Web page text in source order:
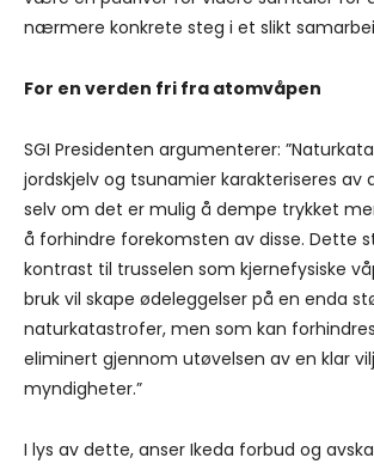
nærmere konkrete steg i et slikt
For en verden fri fra atomvåpen
SGI Presidenten argumenterer:
jordskjelv og tsunamier karakteriseres
selv om det er mulig å dempe trykket
å forhindre forekomsten av disse. Dette
kontrast til trusselen som kjernefysiske
bruk vil skape ødeleggelser på en enda
naturkatastrofer, men som kan
eliminert gjennom utøvelsen av en klar
myndigheter.”
I lys av dette, anser Ikeda forbud og